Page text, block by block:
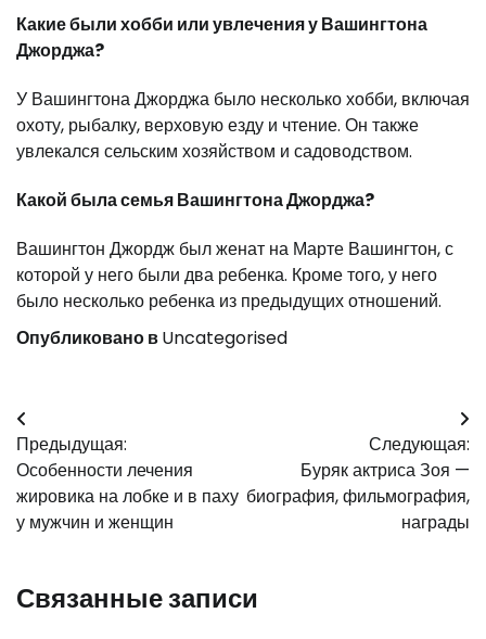
Какие были хобби или увлечения у Вашингтона
Джорджа?
У Вашингтона Джорджа было несколько хобби, включая
охоту, рыбалку, верховую езду и чтение. Он также
увлекался сельским хозяйством и садоводством.
Какой была семья Вашингтона Джорджа?
Вашингтон Джордж был женат на Марте Вашингтон, с
которой у него были два ребенка. Кроме того, у него
было несколько ребенка из предыдущих отношений.
Опубликовано вUncategorised
Навигация
по
записям
Предыдущая:
Особенности лечения
жировика на лобке и в паху
у мужчин и женщин
Следующая:
Буряк актриса Зоя —
биография, фильмография,
награды
Связанные записи